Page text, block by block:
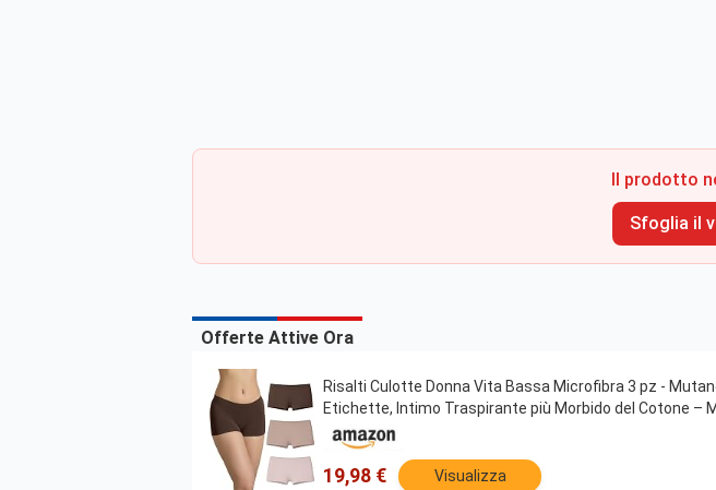
Il prodotto
Sfoglia il
Offerte Attive Ora
Risalti Culotte Donna Vita Bassa Microfibra 3 pz -
Etichette, Intimo Traspirante più Morbido del Cotone –
19,98 € Visualizza